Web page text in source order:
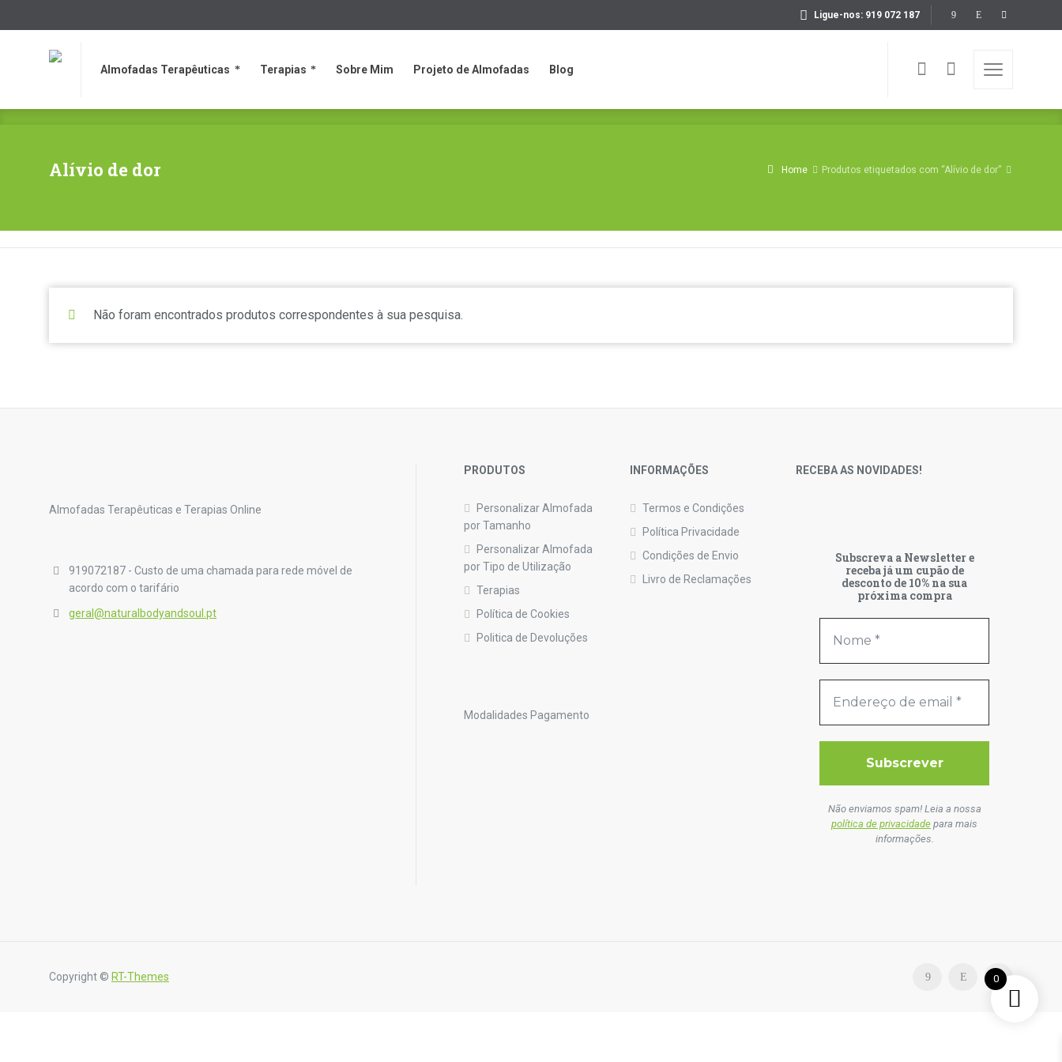
Ligue-nos: 919 072 187
Almofadas Terapêuticas Terapias Sobre Mim Projeto de Almofadas Blog
Alívio de dor Home Produtos etiquetados com “Alívio de dor”
Não foram encontrados produtos correspondentes à sua pesquisa.
Almofadas Terapêuticas e Terapias Online
919072187 - Custo de uma chamada para rede móvel de
acordo com o tarifário
geral@naturalbodyandsoul.pt
PRODUTOS
Personalizar Almofada
por Tamanho
Personalizar Almofada
por Tipo de Utilização
Terapias
Política de Cookies
Politica de Devoluções
Modalidades Pagamento
INFORMAÇÕES
Termos e Condições
Política Privacidade
Condições de Envio
Livro de Reclamações
RECEBA AS NOVIDADES!
Subscreva a Newsletter e
receba já um cupão de
desconto de 10% na sua
próxima compra
Não enviamos spam! Leia a nossa
política de privacidade para mais
informações.
Copyright © RT-Themes 0